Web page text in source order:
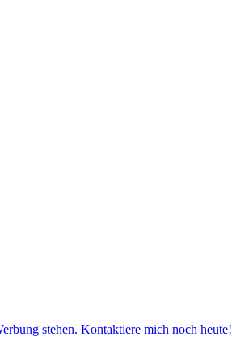
stehen. Kontaktiere mich noch heute!